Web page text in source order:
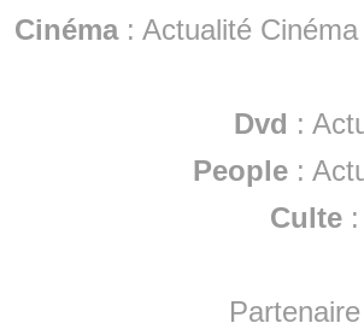
Cinéma: Actualité Cinéma
Dvd :
People :
Culte :